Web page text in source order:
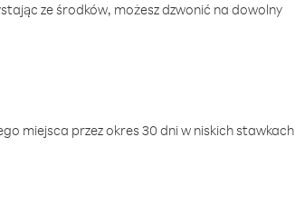
ze środków, możesz dzwonić na dowolny
miejsca przez okres 30 dni w niskich stawkach